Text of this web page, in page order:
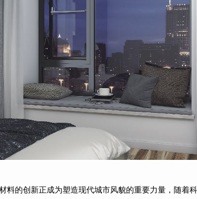
料的创新正成为塑造现代城市风貌的重要力量，随着